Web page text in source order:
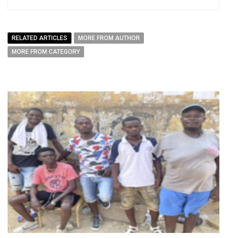
RELATED ARTICLES
MORE FROM AUTHOR
MORE FROM CATEGORY